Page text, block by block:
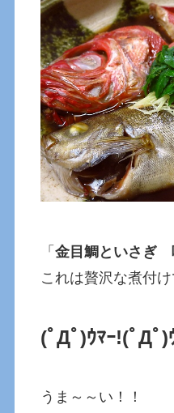
「金目鯛といさぎ
これは贅沢な煮付け
(ﾟДﾟ)ｳﾏｰ!(ﾟДﾟ)
うま～～い！！